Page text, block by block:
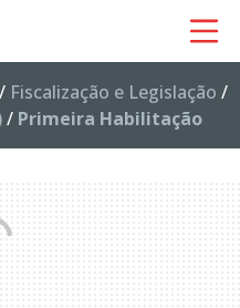
/ Fiscalização e Legislação /
/ Primeira Habilitação